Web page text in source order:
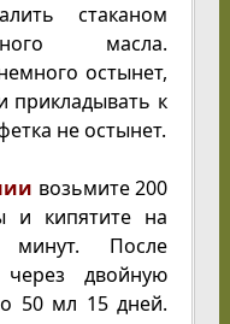
стаканом
масла.
остынет,
прикладывать к
не остынет.
возьмите 200
кипятите на
После
двойную
50 мл 15 дней.